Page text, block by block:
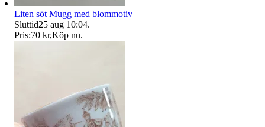
Liten söt Mugg med blommotiv
Sluttid25 aug 10:04.
Pris:70 kr,Köp nu.